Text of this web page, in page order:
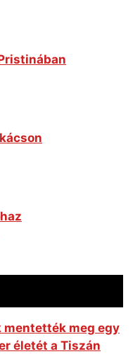
mentették meg egy
életét a Tiszán